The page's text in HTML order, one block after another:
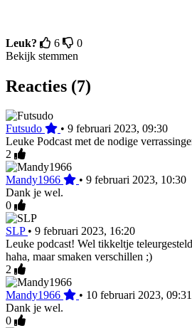
Leuk? 6
0
Bekijk stemmen
Reacties (7)
Futsudo • 9 februari 2023, 09:30
Leuke Podcast met de nodige
2
Mandy1966 • 9 februari 2023, 10:30
Dank je wel.
0
SLP • 9 februari 2023, 16:20
Leuke podcast! Wel tikkeltje
haha, maar smaken verschillen ;)
2
Mandy1966 • 10 februari 2023, 09:31
Dank je wel.
0